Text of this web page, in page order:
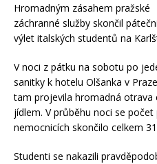
Hromadným zásahem pražské
záchranné služby skončil
výlet italských studentů na
V noci z pátku na sobotu po
sanitky k hotelu Olšanka v
tam projevila hromadná otrava
jídlem. V průběhu noci se
nemocnicích skončilo celkem
Studenti se nakazili